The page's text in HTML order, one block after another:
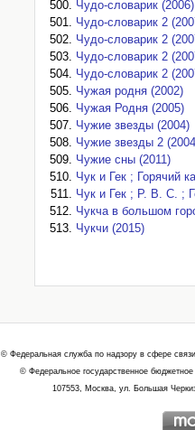
Чудо-словарик (2006)
Чудо-словарик 2
Чудо-словарик 2
Чудо-словарик 2
Чудо-словарик 2
Чужая родня (2002)
Чужая Родня (2005)
Чужие звезды (2004)
Чужие звезды 2
Чужие сны (2011)
Чук и Гек ; Горячий
Чук и Гек ; Р. В. С. ;
Чукча в большом
Чукчи (2015)
© Федеральная служба по надзору в сфере
© Федеральное государственное
107553, Москва, ул. Большая